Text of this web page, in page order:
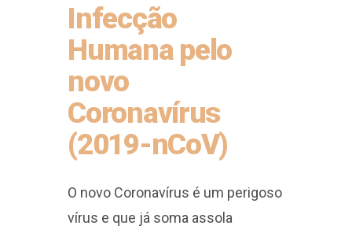
Infecção
Humana pelo
novo
Coronavírus
(2019-nCoV)
O novo Coronavírus é um perigoso
vírus e que já soma assola